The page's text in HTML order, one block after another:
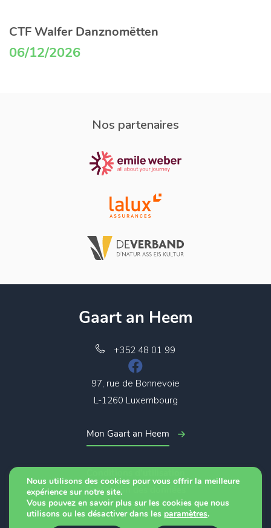
CTF Walfer Danznomëtten
06/12/2026
Nos partenaires
Gaart an Heem
+352 48 01 99
97, rue de Bonnevoie
L-1260 Luxembourg
Mon Gaart an Heem
Protection des données
Cookies
Nous utilisons des cookies pour vous offrir la meilleure
expérience sur notre site.
Vous pouvez en savoir plus sur les cookies que nous
utilisons ou les désactiver dans les paramètres.